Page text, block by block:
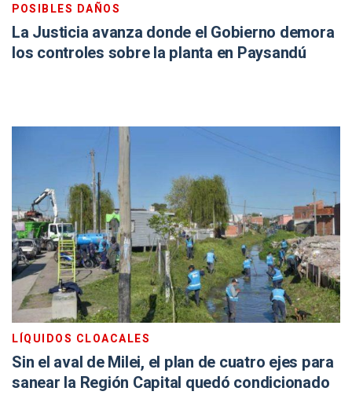
POSIBLES DAÑOS
La Justicia avanza donde el Gobierno demora
los controles sobre la planta en Paysandú
LÍQUIDOS CLOACALES
Sin el aval de Milei, el plan de cuatro ejes para
sanear la Región Capital quedó condicionado